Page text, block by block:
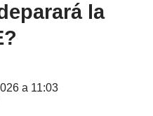
la
a 11:03